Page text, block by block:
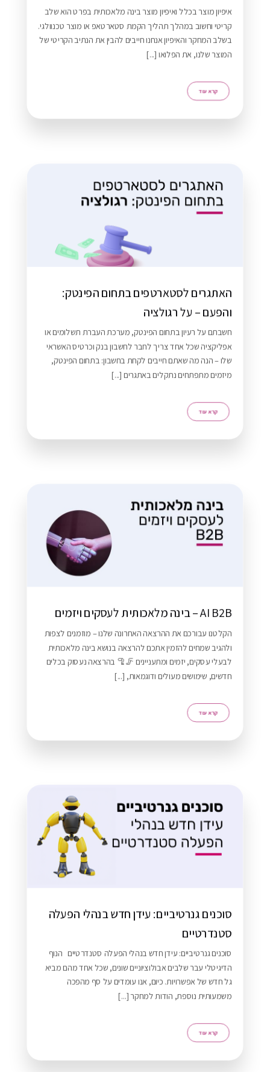
איפיון מוצר בכלל ואיפיון מוצר בינה מלאכותית בפרט הוא שלב
קריטי וחשוב במהלך תהליך הקמת סטארטאפ או מוצר טכנוולגי.
בשלב המחקר והאיפיון אנחנו חייבים להבין את הנתיב הקריטי של
המוצר שלנו, את הפלואו [...]
האתגרים לסטארטפים בתחום הפינטק:
והפעם – על רגולציה
חשבתם על רעיון בתחום הפינטק, מערכת העברת תשלומים או
אפליקציה שכל אחד צריך לחבר לחשבון בנק וכרטיס האשראי
שלו – הנה מה שאתם חייבים לקחת בחשבון: בתחום הפינטק,
מיזמים מתפתחים נתקלים באתגרים [...]
AI B2B – בינה מלאכותית לעסקים ויזמים
הקלטנו עבורכם את ההרצאה האחרונה שלנו – מוזמנים לצפות
ולהגיב שמחים להזמין אתכם להרצאה בנושא בינה מלאכותית
לבעלי עסקים, יזמים ומתעניינים 🦵🦿 בהרצאה נעסוק בכלים
חדשים, שימושים מעולים ודוגמאות, [...]
סוכנים גנרטיביים: עידן חדש בנהלי הפעלה
סטנדרטיים
סוכנים גנרטיביים: עידן חדש בנהלי הפעלה סטנדרטיים הנוף
הדיגיטלי עבר שלבים אבולוציוניים שונים, שכל אחד מהם מביא
גל חדש של אפשרויות. כיום, אנו עומדים על סף מהפכה
משמעותית נוספת, הודות למחקר [...]